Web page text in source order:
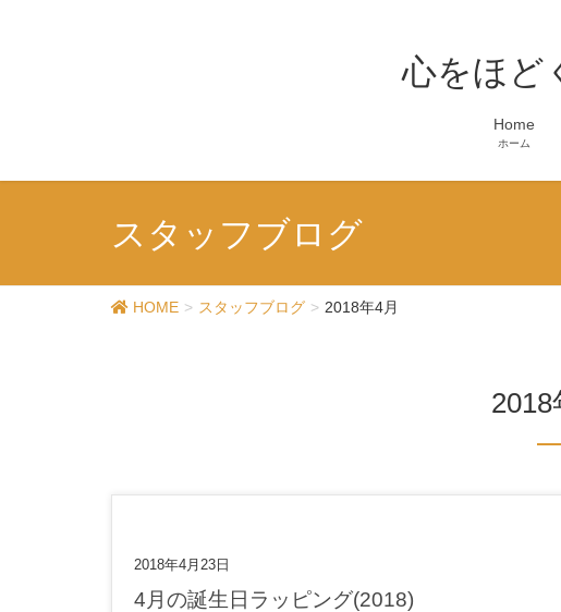
心をほど
Home
ホーム
スタッフブログ
HOME スタッフブログ 2018年4月
2018
2018年4月23日
4月の誕生日ラッピング(2018)